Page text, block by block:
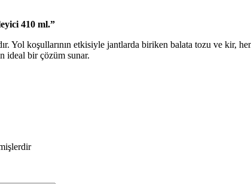
410 ml.”
Yol koşullarının etkisiyle jantlarda biriken balata tozu ve kir,
ideal bir çözüm sunar.